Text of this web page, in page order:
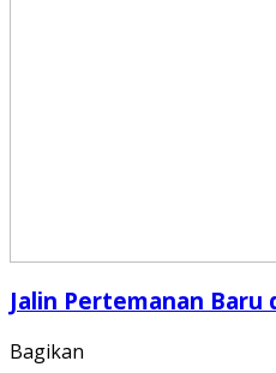
Jalin Pertemanan Baru
Bagikan